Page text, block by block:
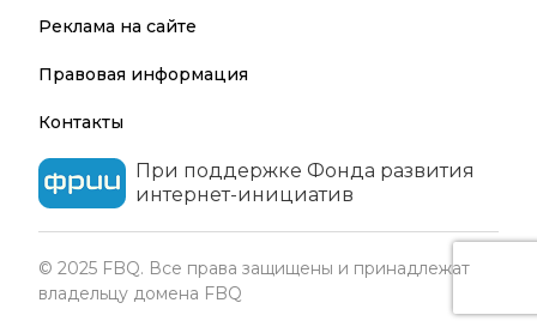
При поддержке Фонда развития
интернет-инициатив
Реклама на сайте
Правовая информация
Контакты
© 2025 FBQ. Все права защищены и принадлежат
владельцу домена FBQ